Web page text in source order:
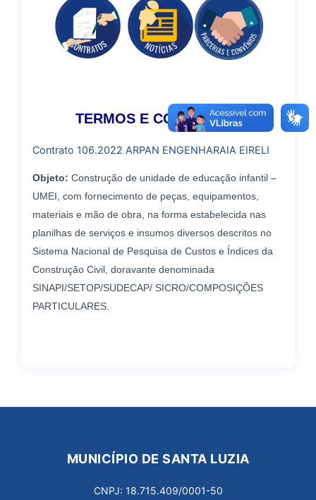
TERMOS E CONTRATOS
Contrato 106.2022 ARPAN ENGENHARAIA EIRELI
Objeto: Construção de unidade de educação infantil –
UMEI, com fornecimento de peças, equipamentos,
materiais e mão de obra, na forma estabelecida nas
planilhas de serviços e insumos diversos descritos no
Sistema Nacional de Pesquisa de Custos e Índices da
Construção Civil, doravante denominada
SINAPI/SETOP/SUDECAP/ SICRO/COMPOSIÇÕES
PARTICULARES.
MUNICÍPIO DE SANTA LUZIA
CNPJ: 18.715.409/0001-50